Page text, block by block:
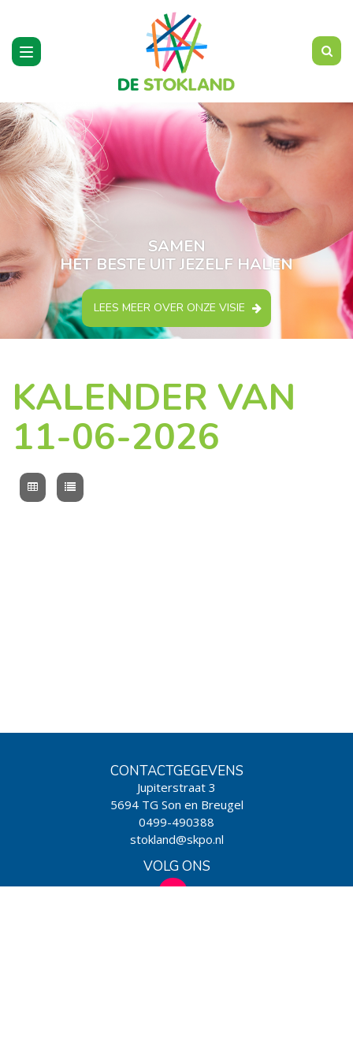
Toggle
navigation
SAMEN
HET BESTE UIT JEZELF HALEN
LEES MEER OVER ONZE VISIE
KALENDER VAN
11-06-2026
CONTACTGEGEVENS
Jupiterstraat 3
5694 TG Son en Breugel
0499-490388
stokland@skpo.nl
VOLG ONS